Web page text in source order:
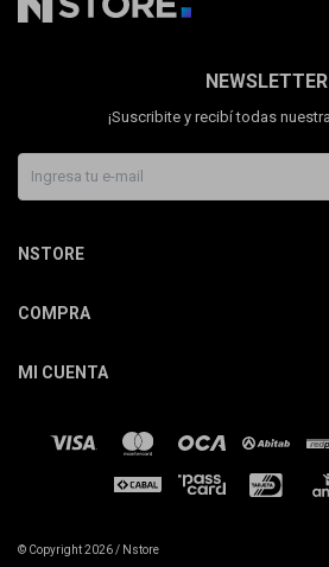
NEWSLETTER
¡Suscribite y recibí todas
NSTORE
COMPRA
MI CUENTA
© Copyright 2026 / Nstore